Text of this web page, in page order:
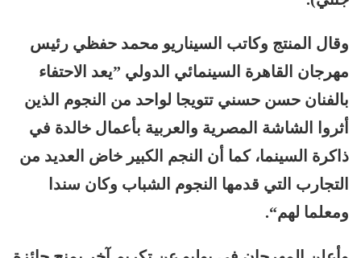
وقال المنتج وكاتب السيناريو محمد حفظي رئيس
مهرجان القاهرة السينمائي الدولي ”يعد الاحتفاء
بالفنان حسن حسني تتويجا لواحد من النجوم الذين
أثروا الشاشة المصرية والعربية بأعمال خالدة في
ذاكرة السينما، كما أن النجم الكبير خاض العديد من
التجارب التي قدمها النجوم الشباب وكان سندا
ومعلما لهم“.